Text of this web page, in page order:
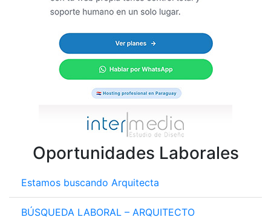
Oportunidades Laborales
Estamos buscando Arquitecta
BÚSQUEDA LABORAL – ARQUITECTO